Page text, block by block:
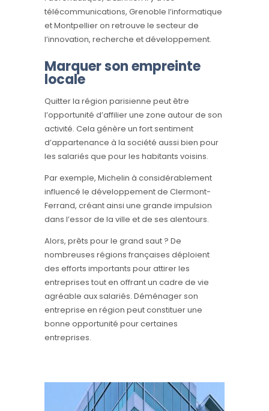
télécommunications, Grenoble l’informatique
et Montpellier on retrouve le secteur de
l’innovation, recherche et développement.
Marquer son empreinte
locale
Quitter la région parisienne peut être
l’opportunité d’affilier une zone autour de son
activité. Cela génère un fort sentiment
d’appartenance à la société aussi bien pour
les salariés que pour les habitants voisins.
Par exemple, Michelin à considérablement
influencé le développement de Clermont-
Ferrand, créant ainsi une grande impulsion
dans l’essor de la ville et de ses alentours.
Alors, prêts pour le grand saut ? De
nombreuses régions françaises déploient
des efforts importants pour attirer les
entreprises tout en offrant un cadre de vie
agréable aux salariés. Déménager son
entreprise en région peut constituer une
bonne opportunité pour certaines
entreprises.